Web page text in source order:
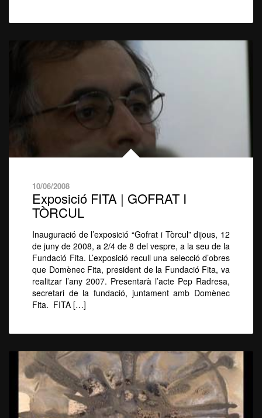
10/06/2008
Exposició FITA | GOFRAT I
TÒRCUL
Inauguració de l’exposició “Gofrat i Tòrcul” dijous, 12
de juny de 2008, a 2/4 de 8 del vespre, a la seu de la
Fundació Fita. L’exposició recull una selecció d’obres
que Domènec Fita, president de la Fundació Fita, va
realitzar l’any 2007. Presentarà l’acte Pep Radresa,
secretari de la fundació, juntament amb Domènec
Fita. FITA […]